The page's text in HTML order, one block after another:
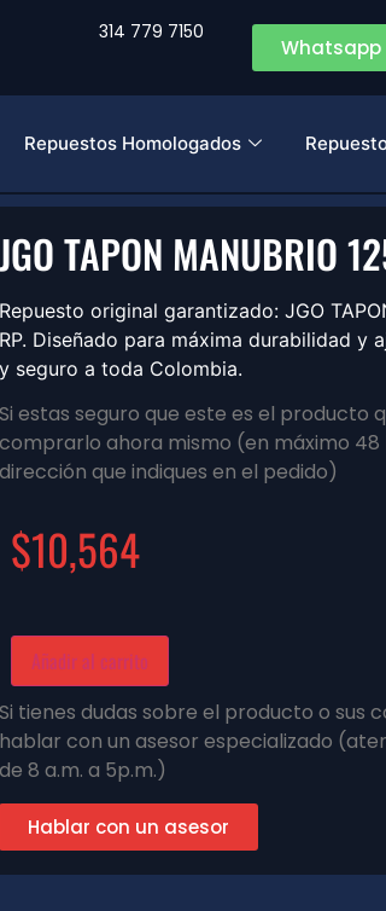
314 779 7150
Whatsapp
Repuestos Homologados
JGO TAPON MANUBRIO
Repuesto original garantizado: JGO
RP. Diseñado para máxima durabilidad y
y seguro a toda Colombia.
Si estas seguro que este es el producto
comprarlo ahora mismo (en máximo 48
dirección que indiques en el pedido)
$10,564
Añadir al carrito
Si tienes dudas sobre el producto o sus
hablar con un asesor especializado
de 8 a.m. a 5p.m.)
Hablar con un asesor